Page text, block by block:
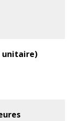
unitaire)